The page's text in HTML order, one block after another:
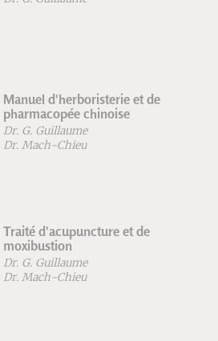
Manuel d'herboristerie et de
pharmacopée chinoise
Dr. G. Guillaume
Dr. Mach-Chieu
Traité d'acupuncture et de
moxibustion
Dr. G. Guillaume
Dr. Mach-Chieu